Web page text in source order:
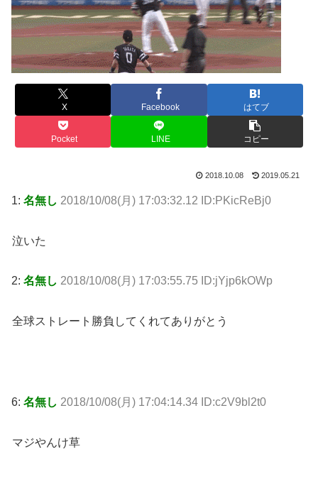
X Facebook はてブ
Pocket LINE コピー
2018.10.08 2019.05.21
1: 名無し 2018/10/08(月) 17:03:32.12 ID:PKicReBj0
泣いた
2: 名無し 2018/10/08(月) 17:03:55.75 ID:jYjp6kOWp
全球ストレート勝負してくれてありがとう
6: 名無し 2018/10/08(月) 17:04:14.34 ID:c2V9bl2t0
マジやんけ草